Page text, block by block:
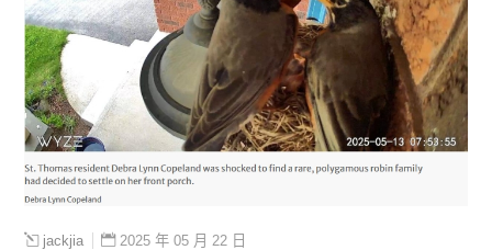
jackjia 2025 年 05 月 22 日